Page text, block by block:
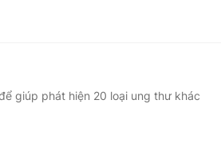
giúp phát hiện 20 loại ung thư khác